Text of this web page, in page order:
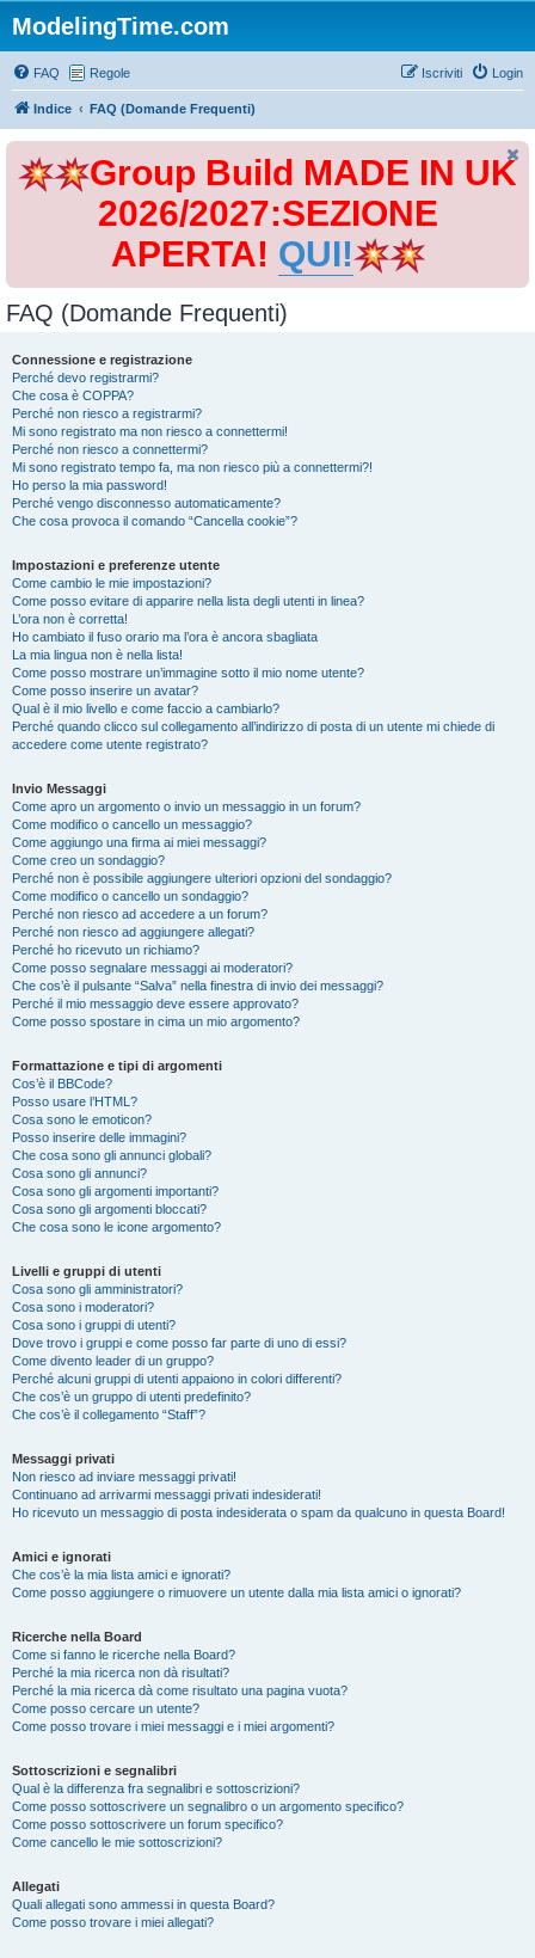
ModelingTime.com
FAQ Regole Login
Iscriviti
Indice FAQ (Domande Frequenti)
Group Build MADE IN UK
2026/2027:SEZIONE
APERTA! QUI!
FAQ (Domande Frequenti)
Connessione e registrazione
Perché devo registrarmi?
Che cosa è COPPA?
Perché non riesco a registrarmi?
Mi sono registrato ma non riesco a connettermi!
Perché non riesco a connettermi?
Mi sono registrato tempo fa, ma non riesco più a connettermi?!
Ho perso la mia password!
Perché vengo disconnesso automaticamente?
Che cosa provoca il comando “Cancella cookie”?
Impostazioni e preferenze utente
Come cambio le mie impostazioni?
Come posso evitare di apparire nella lista degli utenti in linea?
L’ora non è corretta!
Ho cambiato il fuso orario ma l’ora è ancora sbagliata
La mia lingua non è nella lista!
Come posso mostrare un’immagine sotto il mio nome utente?
Come posso inserire un avatar?
Qual è il mio livello e come faccio a cambiarlo?
Perché quando clicco sul collegamento all’indirizzo di posta di un utente mi chiede di
accedere come utente registrato?
Invio Messaggi
Come apro un argomento o invio un messaggio in un forum?
Come modifico o cancello un messaggio?
Come aggiungo una firma ai miei messaggi?
Come creo un sondaggio?
Perché non è possibile aggiungere ulteriori opzioni del sondaggio?
Come modifico o cancello un sondaggio?
Perché non riesco ad accedere a un forum?
Perché non riesco ad aggiungere allegati?
Perché ho ricevuto un richiamo?
Come posso segnalare messaggi ai moderatori?
Che cos’è il pulsante “Salva” nella finestra di invio dei messaggi?
Perché il mio messaggio deve essere approvato?
Come posso spostare in cima un mio argomento?
Formattazione e tipi di argomenti
Cos’è il BBCode?
Posso usare l’HTML?
Cosa sono le emoticon?
Posso inserire delle immagini?
Che cosa sono gli annunci globali?
Cosa sono gli annunci?
Cosa sono gli argomenti importanti?
Cosa sono gli argomenti bloccati?
Che cosa sono le icone argomento?
Livelli e gruppi di utenti
Cosa sono gli amministratori?
Cosa sono i moderatori?
Cosa sono i gruppi di utenti?
Dove trovo i gruppi e come posso far parte di uno di essi?
Come divento leader di un gruppo?
Perché alcuni gruppi di utenti appaiono in colori differenti?
Che cos’è un gruppo di utenti predefinito?
Che cos’è il collegamento “Staff”?
Messaggi privati
Non riesco ad inviare messaggi privati!
Continuano ad arrivarmi messaggi privati indesiderati!
Ho ricevuto un messaggio di posta indesiderata o spam da qualcuno in questa Board!
Amici e ignorati
Che cos’è la mia lista amici e ignorati?
Come posso aggiungere o rimuovere un utente dalla mia lista amici o ignorati?
Ricerche nella Board
Come si fanno le ricerche nella Board?
Perché la mia ricerca non dà risultati?
Perché la mia ricerca dà come risultato una pagina vuota?
Come posso cercare un utente?
Come posso trovare i miei messaggi e i miei argomenti?
Sottoscrizioni e segnalibri
Qual è la differenza fra segnalibri e sottoscrizioni?
Come posso sottoscrivere un segnalibro o un argomento specifico?
Come posso sottoscrivere un forum specifico?
Come cancello le mie sottoscrizioni?
Allegati
Quali allegati sono ammessi in questa Board?
Come posso trovare i miei allegati?